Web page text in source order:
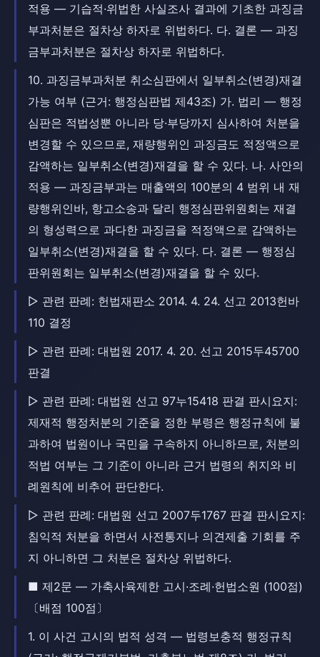
적용 — 기습적·위법한 사실조사 결과에 기초한 과징금
부과처분은 절차상 하자로 위법하다. 다. 결론 — 과징
금부과처분은 절차상 하자로 위법하다.
10. 과징금부과처분 취소심판에서 일부취소(변경)재결
가능 여부 (근거: 행정심판법 제43조) 가. 법리 — 행정
심판은 적법성뿐 아니라 당·부당까지 심사하여 처분을
변경할 수 있으므로, 재량행위인 과징금도 적정액으로
감액하는 일부취소(변경)재결을 할 수 있다. 나. 사안의
적용 — 과징금부과는 매출액의 100분의 4 범위 내 재
량행위인바, 항고소송과 달리 행정심판위원회는 재결
의 형성력으로 과다한 과징금을 적정액으로 감액하는
일부취소(변경)재결을 할 수 있다. 다. 결론 — 행정심
판위원회는 일부취소(변경)재결을 할 수 있다.
▷ 관련 판례: 헌법재판소 2014. 4. 24. 선고 2013헌바
110 결정
▷ 관련 판례: 대법원 2017. 4. 20. 선고 2015두45700
판결
▷ 관련 판례: 대법원 선고 97누15418 판결 판시요지:
제재적 행정처분의 기준을 정한 부령은 행정규칙에 불
과하여 법원이나 국민을 구속하지 아니하므로, 처분의
적법 여부는 그 기준이 아니라 근거 법령의 취지와 비
례원칙에 비추어 판단한다.
▷ 관련 판례: 대법원 선고 2007두1767 판결 판시요지:
침익적 처분을 하면서 사전통지나 의견제출 기회를 주
지 아니하면 그 처분은 절차상 위법하다.
■ 제2문 — 가축사육제한 고시·조례·헌법소원 (100점)
〔배점 100점〕
1. 이 사건 고시의 법적 성격 — 법령보충적 행정규칙